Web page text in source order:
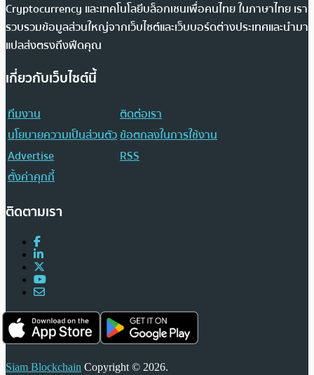
Cryptocurrency และเทคโนโลยีบล็อกเชนเพื่อคนไทย ในภาษาไทย เรา
รวบรวมข้อมูลส่วนใหญ่จากเว็บไซต์และเว็บบอร์ดต่างประเทศและนำมา
แปลส่งตรงถึงฟีดคุณ
เกี่ยวกับเว็บไซต์นี้
ทีมงาน
ติดต่อเรา
นโยบายความเป็นส่วนตัวข้อตกลงในการใช้งาน
Advertise
RSS
ตั้งค่าคุกกี้
ติดตามเรา
Siam Blockchain Copyright © 2026.